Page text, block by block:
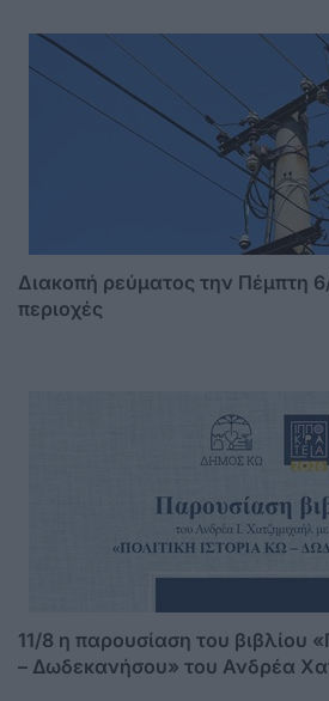
Διακοπή ρεύματος την Πέμπτη
περιοχές
11/8 η παρουσίαση του βιβλίου
– Δωδεκανήσου» του Ανδρέα